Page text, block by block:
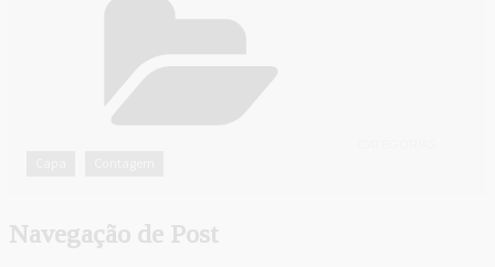
Navegação de Post